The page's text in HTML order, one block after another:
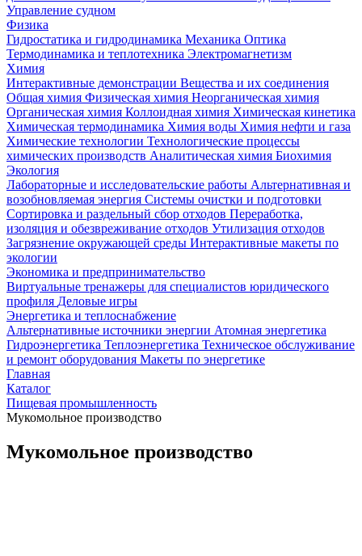
Управление судном
Физика
Гидростатика и гидродинамика Механика Оптика
Термодинамика и теплотехника Электромагнетизм
Химия
Интерактивные демонстрации Вещества и их соединения
Общая химия Физическая химия Неорганическая химия
Органическая химия Коллоидная химия Химическая кинетика
Химическая термодинамика Химия воды Химия нефти и газа
Химические технологии Технологические процессы
химических производств Аналитическая химия Биохимия
Экология
Лабораторные и исследовательские работы Альтернативная и
возобновляемая энергия Системы очистки и подготовки
Сортировка и раздельный сбор отходов Переработка,
изоляция и обезвреживание отходов Утилизация отходов
Загрязнение окружающей среды Интерактивные макеты по
экологии
Экономика и предпринимательство
Виртуальные тренажеры для специалистов юридического
профиля Деловые игры
Энергетика и теплоснабжение
Альтернативные источники энергии Атомная энергетика
Гидроэнергетика Теплоэнергетика Техническое обслуживание
и ремонт оборудования Макеты по энергетике
Главная
Каталог
Пищевая промышленность
Мукомольное производство
Мукомольное производство